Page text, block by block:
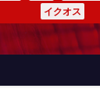
イクオス